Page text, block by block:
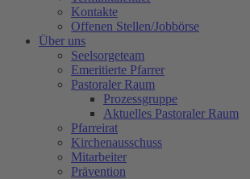
Kontakte
Offenen Stellen/Jobbörse
Über uns
Seelsorgeteam
Emeritierte Pfarrer
Pastoraler Raum
Prozessgruppe
Aktuelles Pastoraler Raum
Pfarreirat
Kirchenausschuss
Mitarbeiter
Prävention